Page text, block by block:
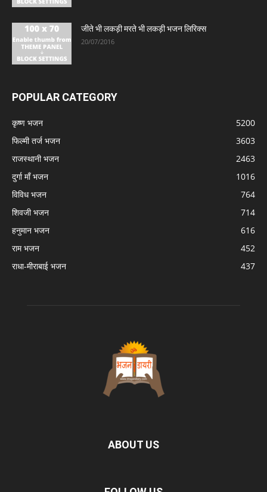
जीते भी लकड़ी मरते भी लकड़ी भजन लिरिक्स
20/07/2016
POPULAR CATEGORY
कृष्ण भजन
5200
फिल्मी तर्ज भजन
3603
राजस्थानी भजन
2463
दुर्गा माँ भजन
1016
विविध भजन
764
शिवजी भजन
714
हनुमान भजन
616
राम भजन
452
राधा-मीराबाई भजन
437
ABOUT US